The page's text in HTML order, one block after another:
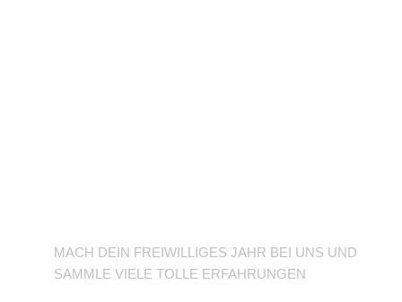
MACH DEIN FREIWILLIGES JAHR BEI UNS UND
SAMMLE VIELE TOLLE ERFAHRUNGEN